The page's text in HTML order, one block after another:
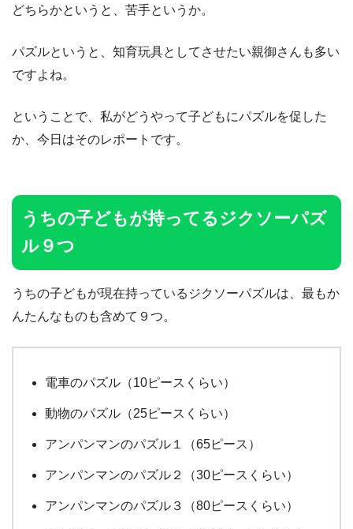
どちらかというと、苦手というか。
パズルというと、知育玩具としてさせたい親御さんも多い
ですよね。
ということで、私がどうやって子どもにパズルを促した
か、今日はそのレポートです。
うちの子どもが持ってるジクソーパズ
ル９つ
うちの子どもが現在持っているジクソーパズルは、最もか
んたんなものも含めて９つ。
電車のパズル（10ピースくらい）
動物のパズル（25ピースくらい）
アンパンマンのパズル１（65ピース）
アンパンマンのパズル２（30ピースくらい）
アンパンマンのパズル３（80ピースくらい）